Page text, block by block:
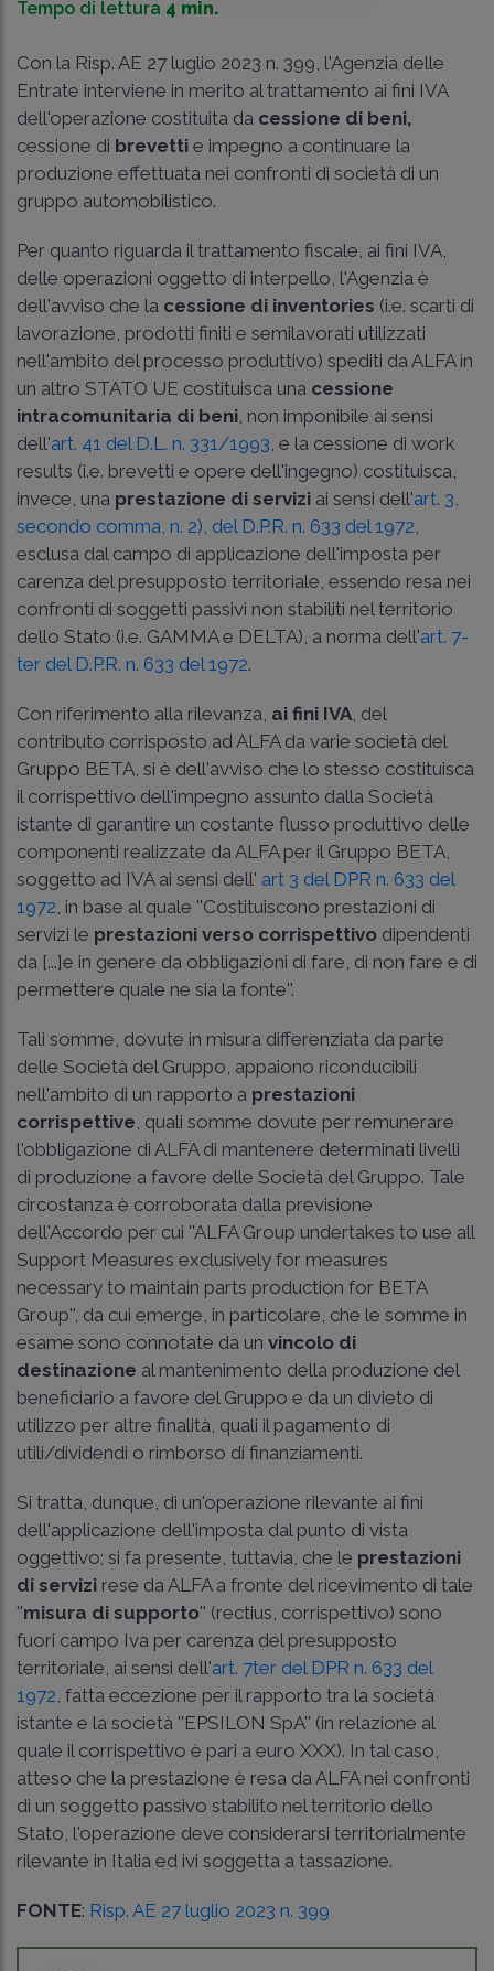
Tempo di lettura 4 min.
Con la Risp. AE 27 luglio 2023 n. 399, l'Agenzia delle
Entrate interviene in merito al trattamento ai fini IVA
dell'operazione costituita da cessione di beni,
cessione di brevetti e impegno a continuare la
produzione effettuata nei confronti di società di un
gruppo automobilistico.
Per quanto riguarda il trattamento fiscale, ai fini IVA,
delle operazioni oggetto di interpello, l'Agenzia è
dell'avviso che la cessione di inventories (i.e. scarti di
lavorazione, prodotti finiti e semilavorati utilizzati
nell'ambito del processo produttivo) spediti da ALFA in
un altro STATO UE costituisca una cessione
intracomunitaria di beni, non imponibile ai sensi
dell'art. 41 del D.L. n. 331/1993, e la cessione di work
results (i.e. brevetti e opere dell'ingegno) costituisca,
invece, una prestazione di servizi ai sensi dell'art. 3,
secondo comma, n. 2), del D.P.R. n. 633 del 1972,
esclusa dal campo di applicazione dell'imposta per
carenza del presupposto territoriale, essendo resa nei
confronti di soggetti passivi non stabiliti nel territorio
dello Stato (i.e. GAMMA e DELTA), a norma dell'art. 7­
ter del D.P.R. n. 633 del 1972.
Con riferimento alla rilevanza, ai fini IVA, del
contributo corrisposto ad ALFA da varie società del
Gruppo BETA, si è dell'avviso che lo stesso costituisca
il corrispettivo dell'impegno assunto dalla Società
istante di garantire un costante flusso produttivo delle
componenti realizzate da ALFA per il Gruppo BETA,
soggetto ad IVA ai sensi dell' art 3 del DPR n. 633 del
1972, in base al quale ''Costituiscono prestazioni di
servizi le prestazioni verso corrispettivo dipendenti
da [...]e in genere da obbligazioni di fare, di non fare e di
permettere quale ne sia la fonte''.
Tali somme, dovute in misura differenziata da parte
delle Società del Gruppo, appaiono riconducibili
nell'ambito di un rapporto a prestazioni
corrispettive, quali somme dovute per remunerare
l'obbligazione di ALFA di mantenere determinati livelli
di produzione a favore delle Società del Gruppo. Tale
circostanza è corroborata dalla previsione
dell'Accordo per cui ''ALFA Group undertakes to use all
Support Measures exclusively for measures
necessary to maintain parts production for BETA
Group'', da cui emerge, in particolare, che le somme in
esame sono connotate da un vincolo di
destinazione al mantenimento della produzione del
beneficiario a favore del Gruppo e da un divieto di
utilizzo per altre finalità, quali il pagamento di
utili/dividendi o rimborso di finanziamenti.
Si tratta, dunque, di un'operazione rilevante ai fini
dell'applicazione dell'imposta dal punto di vista
oggettivo; si fa presente, tuttavia, che le prestazioni
di servizi rese da ALFA a fronte del ricevimento di tale
''misura di supporto'' (rectius, corrispettivo) sono
fuori campo Iva per carenza del presupposto
territoriale, ai sensi dell'art. 7­ter del DPR n. 633 del
1972, fatta eccezione per il rapporto tra la società
istante e la società ''EPSILON SpA'' (in relazione al
quale il corrispettivo è pari a euro XXX). In tal caso,
atteso che la prestazione è resa da ALFA nei confronti
di un soggetto passivo stabilito nel territorio dello
Stato, l'operazione deve considerarsi territorialmente
rilevante in Italia ed ivi soggetta a tassazione.
FONTE: Risp. AE 27 luglio 2023 n. 399